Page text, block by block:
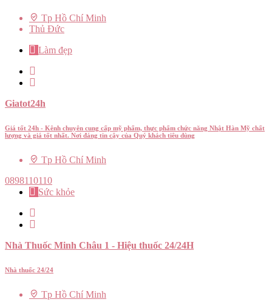
Tp Hồ Chí Minh
Thủ Đức
Làm đẹp
Giatot24h
Giá tốt 24h - Kênh chuyên cung cấp mỹ phẩm, thực phẩm chức năng Nhật Hàn Mỹ chất
lượng và giá tốt nhất. Nơi đáng tin cậy của Quý khách tiêu dùng
Tp Hồ Chí Minh
0898110110
Sức khỏe
Nhà Thuốc Minh Châu 1 - Hiệu thuốc 24/24H
Nhà thuốc 24/24
Tp Hồ Chí Minh